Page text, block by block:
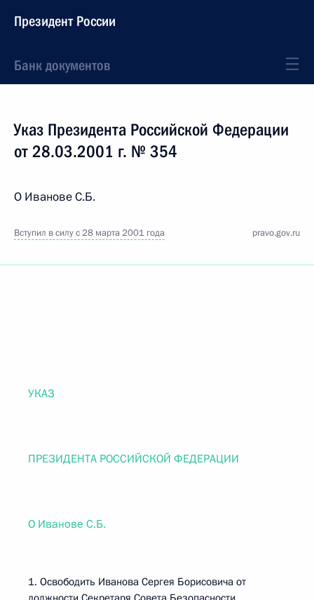
Президент России
Банк документов
Указ Президента Российской Федерации
от 28.03.2001 г. № 354
О Иванове С.Б.
Вступил в силу с 28 марта 2001 года pravo.gov.ru
УКАЗ
ПРЕЗИДЕНТА РОССИЙСКОЙ ФЕДЕРАЦИИ
О Иванове С.Б.
1. Освободить Иванова Сергея Борисовича от